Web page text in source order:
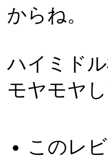
からね。
ハイミド
モヤモヤ
このレ